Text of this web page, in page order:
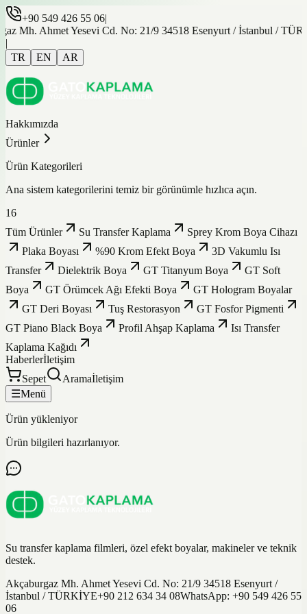
+90 549 426 55 06|
Mh. Ahmet Yesevi Cd. No: 21/9 34518 Esenyurt / İstanbul /
|
TR
EN AR
Hakkımızda
Ürünler
Ürün Kategorileri
Ana sistem kategorilerini temiz bir görünümle hızlıca açın.
16
Tüm Ürünler
Su Transfer Kaplama
Sprey Krom Boya Cihazı
Plaka Boyası
%90 Krom Efekt Boya
3D Vakumlu Isı
Transfer
Dielektrik Boya GT Titanyum Boya
GT Soft
Boya
GT Örümcek Ağı Efekti Boya
GT Hologram Boyalar
GT Deri Boyası
Tuş Restorasyon
GT Fosfor Pigmenti
GT Piano Black Boya
Profil Ahşap Kaplama
Isı Transfer
Kaplama Kağıdı
Haberlerİletişim
Sepet
Aramaİletişim
☰Menü
Ürün yükleniyor
Ürün bilgileri hazırlanıyor.
Su transfer kaplama filmleri, özel efekt boyalar, makineler ve teknik
destek.
Akçaburgaz Mh. Ahmet Yesevi Cd. No: 21/9 34518 Esenyurt /
İstanbul / TÜRKİYE+90 212 634 34 08WhatsApp: +90 549 426 55
06